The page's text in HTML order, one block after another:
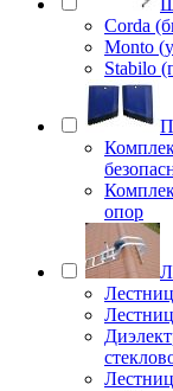
Corda
Monto
Stabilo
опор